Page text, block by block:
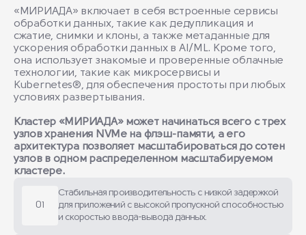
«МИРИАДА» включает в себя встроенные сервисы
обработки данных, такие как дедупликация и
сжатие, снимки и клоны, а также метаданные для
ускорения обработки данных в AI/ML. Кроме того,
она использует знакомые и проверенные облачные
технологии, такие как микросервисы и
Kubernetes®, для обеспечения простоты при любых
условиях развертывания.
Кластер «МИРИАДА» может начинаться всего с трех
узлов хранения NVMe на флэш-памяти, а его
архитектура позволяет масштабироваться до сотен
узлов в одном распределенном масштабируемом
кластере.
01
Стабильная производительность с низкой задержкой
для приложений с высокой пропускной способностью
и скоростью ввода-вывода данных.